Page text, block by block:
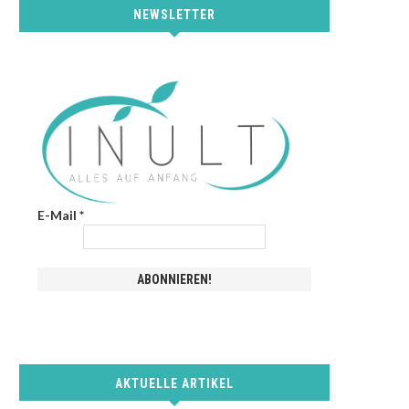
NEWSLETTER
E-Mail *
AKTUELLE ARTIKEL